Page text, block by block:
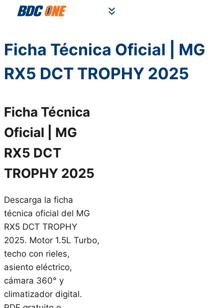
Saltar
Ficha Técnica Oficial | MG
RX5 DCT TROPHY 2025
Ficha Técnica
Oficial | MG
RX5 DCT
TROPHY 2025
Descarga la ficha
técnica oficial del MG
RX5 DCT TROPHY
2025. Motor 1.5L Turbo,
techo con rieles,
asiento eléctrico,
cámara 360° y
climatizador digital.